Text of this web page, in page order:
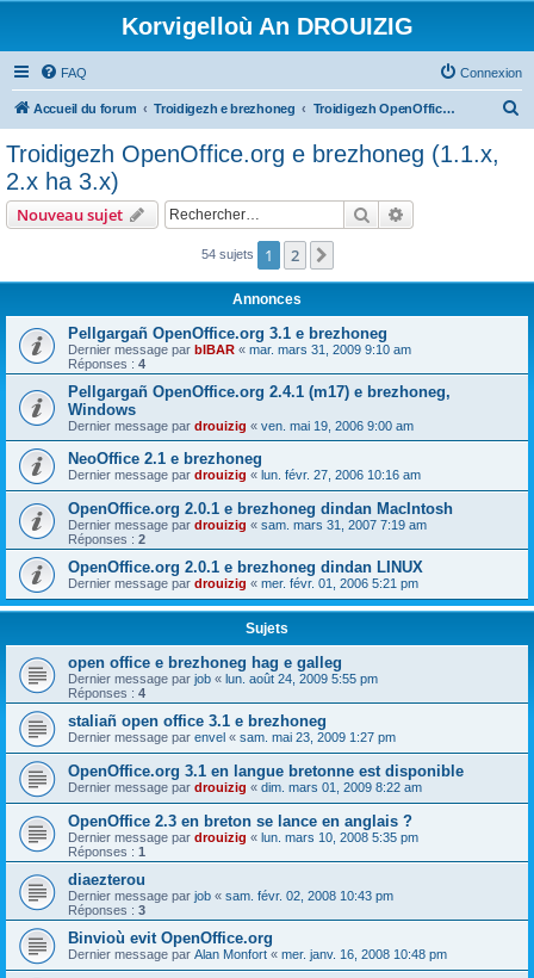
Korvigelloù An DROUIZIG
FAQ Connexion
Accueil du forum Troidigezh e brezhoneg Troidigezh OpenOffice.org e brezhoneg (1.1.x, 2.x ha 3.x)
c
Troidigezh OpenOffice.org e brezhoneg (1.1.x,
2.x ha 3.x)
Nouveau sujet Rechercher
54 sujets 1 2
Annonces
Pellgargañ OpenOffice.org 3.1 e brezhoneg
Dernier message par bIBAR « mar. mars 31, 2009 9:10 am
Réponses : 4
Pellgargañ OpenOffice.org 2.4.1 (m17) e brezhoneg,
Windows
Dernier message par drouizig « ven. mai 19, 2006 9:00 am
NeoOffice 2.1 e brezhoneg
Dernier message par drouizig « lun. févr. 27, 2006 10:16 am
OpenOffice.org 2.0.1 e brezhoneg dindan MacIntosh
Dernier message par drouizig « sam. mars 31, 2007 7:19 am
Réponses : 2
OpenOffice.org 2.0.1 e brezhoneg dindan LINUX
Dernier message par drouizig « mer. févr. 01, 2006 5:21 pm
Sujets
open office e brezhoneg hag e galleg
Dernier message par job « lun. août 24, 2009 5:55 pm
Réponses : 4
staliañ open office 3.1 e brezhoneg
Dernier message par envel « sam. mai 23, 2009 1:27 pm
OpenOffice.org 3.1 en langue bretonne est disponible
Dernier message par drouizig « dim. mars 01, 2009 8:22 am
OpenOffice 2.3 en breton se lance en anglais ?
Dernier message par drouizig « lun. mars 10, 2008 5:35 pm
Réponses : 1
diaezterou
Dernier message par job « sam. févr. 02, 2008 10:43 pm
Réponses : 3
Binvioù evit OpenOffice.org
Dernier message par Alan Monfort « mer. janv. 16, 2008 10:48 pm